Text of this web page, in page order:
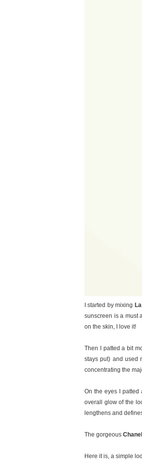
I started by mixing
sunscreen is a must
on the skin, I love it!
Then I patted a bit
stays put) and used
concentrating the
On the eyes I
overall glow of the
lengthens and
The gorgeous Chanel
Here it is, a simple